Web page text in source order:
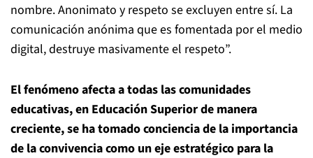
nombre. Anonimato y respeto se excluyen entre sí. La
comunicación anónima que es fomentada por el medio
digital, destruye masivamente el respeto”.
El fenómeno afecta a todas las comunidades
educativas, en Educación Superior de manera
creciente, se ha tomado conciencia de la importancia
de la convivencia como un eje estratégico para la